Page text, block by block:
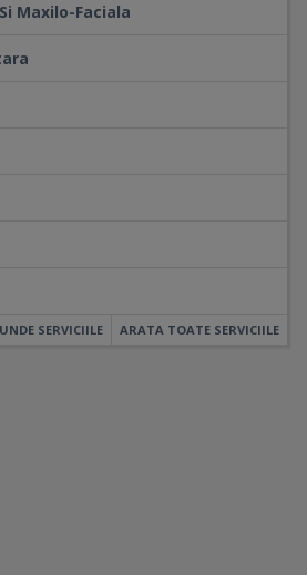
Maxilo-Faciala
ARATA TOATE SERVICIILE
SERVICIILE